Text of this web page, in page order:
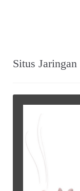
Situs Jaringan